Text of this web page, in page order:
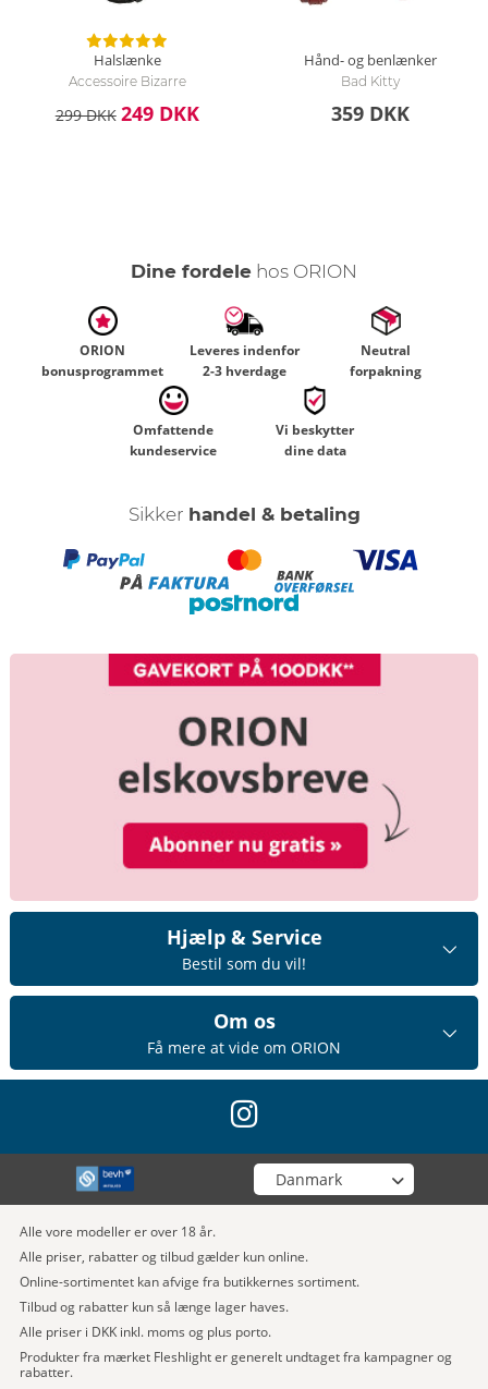
Halslænke
Accessoire Bizarre
299 DKK 249 DKK
Hånd- og benlænker
Bad Kitty
359 DKK
Dine fordele hos ORION
ORION
bonusprogrammet
Leveres indenfor
2-3 hverdage
Neutral
forpakning
Omfattende
kundeservice
Vi beskytter
dine data
Sikker handel & betaling
Hjælp & Service
Bestil som du vil!
Om os
Få mere at vide om ORION
instagram
Vælg din butik
Alle vore modeller er over 18 år.
Alle priser, rabatter og tilbud gælder kun online.
Online-sortimentet kan afvige fra butikkernes sortiment.
Tilbud og rabatter kun så længe lager haves.
Alle priser i DKK inkl. moms og plus porto.
Produkter fra mærket Fleshlight er generelt undtaget fra kampagner og
rabatter.